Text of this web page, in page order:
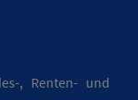
, Renten- und